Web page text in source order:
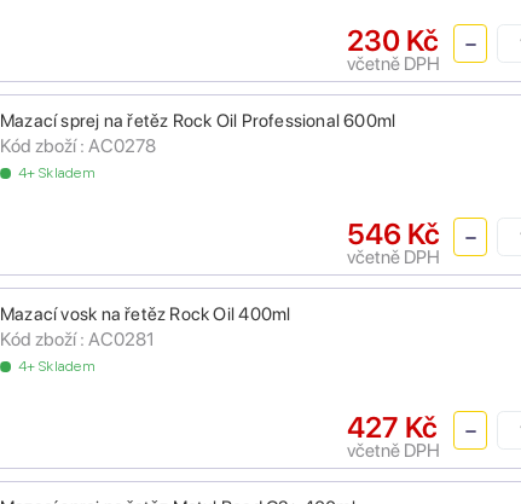
230 Kč
včetně DPH
Mazací sprej na řetěz Rock Oil Professional 600ml
Kód zboží : AC0278
4+ Skladem
546 Kč
včetně DPH
Mazací vosk na řetěz Rock Oil 400ml
Kód zboží : AC0281
4+ Skladem
427 Kč
včetně DPH